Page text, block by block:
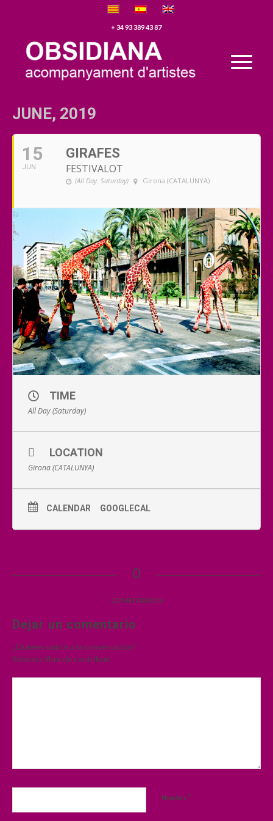
+ 34 93 389 43 87
JUNE, 2019
15
JUN
GIRAFES
FESTIVALOT
(All Day: Saturday) Girona (CATALUNYA)
TIME
All Day (Saturday)
LOCATION
Girona (CATALUNYA)
CALENDAR GOOGLECAL
0
COMENTARIOS
Dejar un comentario
¿Quieres unirte a la conversación?
Siéntete libre de contribuir
Nombre*